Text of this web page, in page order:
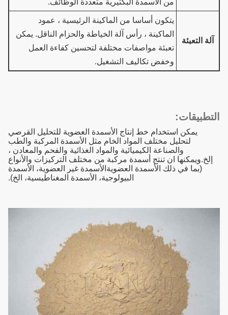
من الأسمدة البكتيرية متعددة الوظائف.
آلة التعبئة
يتكون أساسا من الماكينة الرئيسية ، عمود
الماكينة ، رأس آلة الخياطة والحزام الناقل. يمكن
تعبئة مواصفات مختلفة لتحسين كفاءة العمل
وخفض تكاليف التشغيل.
التطبيقات:
يمكن استخدام خط إنتاج الأسمدة العضوية للتحليل القرصي
لتحليل مختلف المواد الخام مثل الأسمدة المركبة والطب
والصناعة الكيميائية والمواد الغذائية والفحم والمعادن ،
إلخ.ويمكنها ان تنتج أسمدة مركبة من مختلف التركيزات والأنواع
(بما في ذلك الأسمدة العضويةالأسمدة غير العضوية، الأسمدة
البيولوجية، الأسمدة المغناطيسية، الخ).